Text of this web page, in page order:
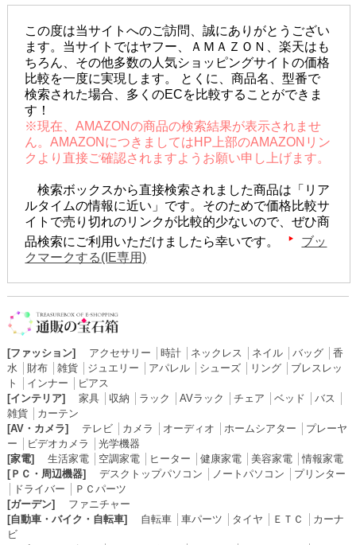
この度は当サイトへのご訪問、誠にありがとうござい
ます。当サイトではヤフー、ＡＭＡＺＯＮ、楽天はも
ちろん、その他多数の人気ショッピングサイトの価格
比較を一度に実現します。 とくに、商品名、型番で
検索された場合、多くのECを比較することができま
す！
※現在、AMAZONの商品の検索結果が表示されませ
ん。AMAZONにつきましてはHP上部のAMAZONリン
クより直接ご確認されますようお願い申し上げます。
検索ボックスから直接検索されました商品は「リア
ルタイムの情報に近い」です。そのためで価格比較サ
イトで売り切れのリンクが比較的少ないので、ぜひ商
品検索にご利用いただけましたら幸いです。
ブッ
クマークする(IE専用)
[ファッション] アクセサリー 時計│ ネックレス ネイル│ バッグ│ 香
水
財布│ 雑貨│ ジュエリー アパレル│ シューズ│ リング│ ブレスレッ
ト
インナー
ピアス
[インテリア]
家具│ 収納 ラック AVラック チェア ベッド バス
雑貨│ カーテン
[AV・カメラ]
テレビ│ カメラ オーディオ ホームシアター
プレーヤ
ー
ビデオカメラ
光学機器
[家電]
生活家電│ 空調家電│ ヒーター 健康家電│ 美容家電│情報家電
[ＰＣ・周辺機器]
デスクトップパソコン ノートパソコン
プリンター
ドライバー
ＰＣパーツ
[ガーデン]
ファニチャー
[自動車・バイク・自転車]
自転車│ 車パーツ タイヤ ＥＴＣ
カーナ
ビ